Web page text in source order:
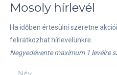
Mosoly hírlevél
Ha időben értesülni szeretne
feliratkozhat hírlevelünkre.
Negyedévente maximum 1 levélre